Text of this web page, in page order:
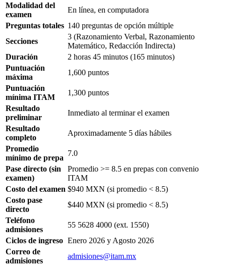
Modalidad del
examen
En línea, en computadora
Preguntas totales 140 preguntas de opción múltiple
Secciones
3 (Razonamiento Verbal, Razonamiento
Matemático, Redacción Indirecta)
Duración
2 horas 45 minutos (165 minutos)
Puntuación
máxima
1,600 puntos
Puntuación
mínima ITAM
1,300 puntos
Resultado
preliminar
Inmediato al terminar el examen
Resultado
completo
Aproximadamente 5 días hábiles
Promedio
mínimo de prepa
7.0
Pase directo (sin
examen)
Promedio >= 8.5 en prepas con convenio
ITAM
Costo del examen $940 MXN (si promedio < 8.5)
Costo pase
directo
$440 MXN (si promedio < 8.5)
Teléfono
admisiones
55 5628 4000 (ext. 1550)
Ciclos de ingreso Enero 2026 y Agosto 2026
Correo de
admisiones
admisiones@itam.mx